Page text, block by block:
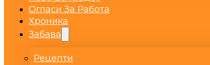
Огласи За Работа
Хроника
Забава
Рецепти